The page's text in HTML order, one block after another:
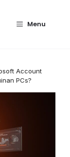
Menu
Account
PCs?